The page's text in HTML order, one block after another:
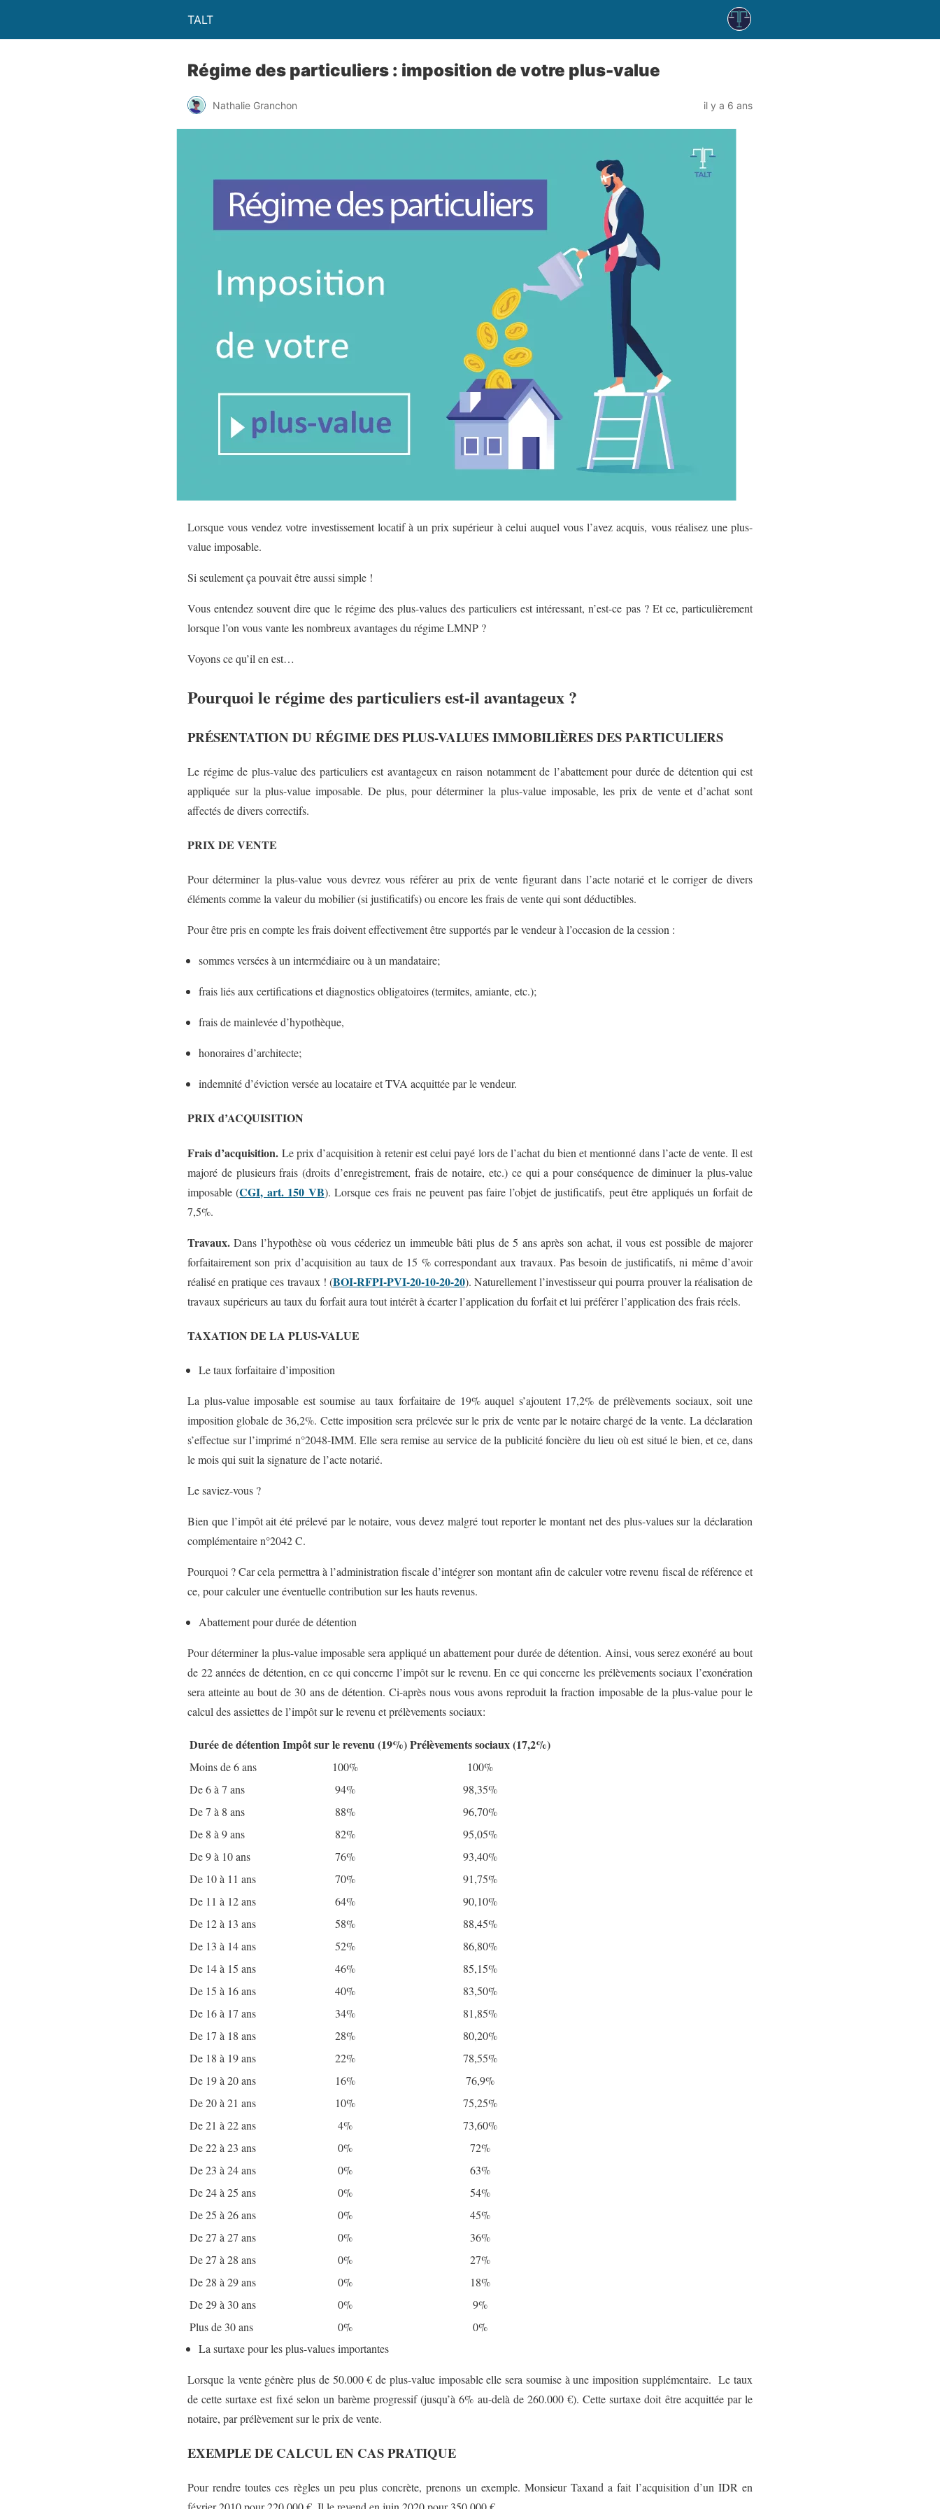
TALT
Régime des particuliers : imposition de votre plus-value
Nathalie Granchon il y a 6 ans
Lorsque vous vendez votre investissement locatif à un prix supérieur à celui auquel vous l’avez acquis, vous réalisez une plus-
value imposable.
Si seulement ça pouvait être aussi simple !
Vous entendez souvent dire que le régime des plus-values des particuliers est intéressant, n’est-ce pas ? Et ce, particulièrement
lorsque l’on vous vante les nombreux avantages du régime LMNP ?
Voyons ce qu’il en est…
Pourquoi le régime des particuliers est-il avantageux ?
PRÉSENTATION DU RÉGIME DES PLUS-VALUES IMMOBILIÈRES DES PARTICULIERS
Le régime de plus-value des particuliers est avantageux en raison notamment de l’abattement pour durée de détention qui est
appliquée sur la plus-value imposable. De plus, pour déterminer la plus-value imposable, les prix de vente et d’achat sont
affectés de divers correctifs.
PRIX DE VENTE
Pour déterminer la plus-value vous devrez vous référer au prix de vente figurant dans l’acte notarié et le corriger de divers
éléments comme la valeur du mobilier (si justificatifs) ou encore les frais de vente qui sont déductibles.
Pour être pris en compte les frais doivent effectivement être supportés par le vendeur à l’occasion de la cession :
sommes versées à un intermédiaire ou à un mandataire;
frais liés aux certifications et diagnostics obligatoires (termites, amiante, etc.);
frais de mainlevée d’hypothèque,
honoraires d’architecte;
indemnité d’éviction versée au locataire et TVA acquittée par le vendeur.
PRIX d’ACQUISITION
Frais d’acquisition. Le prix d’acquisition à retenir est celui payé lors de l’achat du bien et mentionné dans l’acte de vente. Il est
majoré de plusieurs frais (droits d’enregistrement, frais de notaire, etc.) ce qui a pour conséquence de diminuer la plus-value
imposable (CGI, art. 150 VB). Lorsque ces frais ne peuvent pas faire l’objet de justificatifs, peut être appliqués un forfait de
7,5%.
Travaux. Dans l’hypothèse où vous céderiez un immeuble bâti plus de 5 ans après son achat, il vous est possible de majorer
forfaitairement son prix d’acquisition au taux de 15 % correspondant aux travaux. Pas besoin de justificatifs, ni même d’avoir
réalisé en pratique ces travaux ! (BOI-RFPI-PVI-20-10-20-20). Naturellement l’investisseur qui pourra prouver la réalisation de
travaux supérieurs au taux du forfait aura tout intérêt à écarter l’application du forfait et lui préférer l’application des frais réels.
TAXATION DE LA PLUS-VALUE
Le taux forfaitaire d’imposition
La plus-value imposable est soumise au taux forfaitaire de 19% auquel s’ajoutent 17,2% de prélèvements sociaux, soit une
imposition globale de 36,2%. Cette imposition sera prélevée sur le prix de vente par le notaire chargé de la vente. La déclaration
s’effectue sur l’imprimé n°2048-IMM. Elle sera remise au service de la publicité foncière du lieu où est situé le bien, et ce, dans
le mois qui suit la signature de l’acte notarié.
Le saviez-vous ?
Bien que l’impôt ait été prélevé par le notaire, vous devez malgré tout reporter le montant net des plus-values sur la déclaration
complémentaire n°2042 C.
Pourquoi ? Car cela permettra à l’administration fiscale d’intégrer son montant afin de calculer votre revenu fiscal de référence et
ce, pour calculer une éventuelle contribution sur les hauts revenus.
Abattement pour durée de détention
Pour déterminer la plus-value imposable sera appliqué un abattement pour durée de détention. Ainsi, vous serez exonéré au bout
de 22 années de détention, en ce qui concerne l’impôt sur le revenu. En ce qui concerne les prélèvements sociaux l’exonération
sera atteinte au bout de 30 ans de détention. Ci-après nous vous avons reproduit la fraction imposable de la plus-value pour le
calcul des assiettes de l’impôt sur le revenu et prélèvements sociaux:
Durée de détentionImpôt sur le revenu (19%)Prélèvements sociaux (17,2%)
Moins de 6 ans 100%
100%
De 6 à 7 ans
94%
98,35%
De 7 à 8 ans
88%
96,70%
De 8 à 9 ans
82%
95,05%
De 9 à 10 ans
76%
93,40%
De 10 à 11 ans
70%
91,75%
De 11 à 12 ans
64%
90,10%
De 12 à 13 ans
58%
88,45%
De 13 à 14 ans
52%
86,80%
De 14 à 15 ans
46%
85,15%
De 15 à 16 ans
40%
83,50%
De 16 à 17 ans
34%
81,85%
De 17 à 18 ans
28%
80,20%
De 18 à 19 ans
22%
78,55%
De 19 à 20 ans
16%
76,9%
De 20 à 21 ans
10%
75,25%
De 21 à 22 ans
4%
73,60%
De 22 à 23 ans
0%
72%
De 23 à 24 ans
0%
63%
De 24 à 25 ans
0%
54%
De 25 à 26 ans
0%
45%
De 27 à 27 ans
0%
36%
De 27 à 28 ans
0%
27%
De 28 à 29 ans
0%
18%
De 29 à 30 ans
0%
9%
Plus de 30 ans
0%
0%
La surtaxe pour les plus-values importantes
Lorsque la vente génère plus de 50.000 € de plus-value imposable elle sera soumise à une imposition supplémentaire. Le taux
de cette surtaxe est fixé selon un barème progressif (jusqu’à 6% au-delà de 260.000 €). Cette surtaxe doit être acquittée par le
notaire, par prélèvement sur le prix de vente.
EXEMPLE DE CALCUL EN CAS PRATIQUE
Pour rendre toutes ces règles un peu plus concrète, prenons un exemple. Monsieur Taxand a fait l’acquisition d’un IDR en